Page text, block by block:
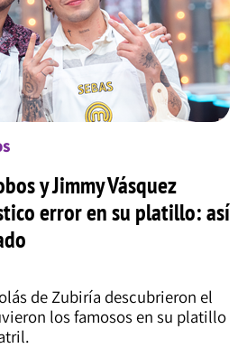
y Jimmy Vásquez
error en su platillo: así
de Zubiría descubrieron el
los famosos en su platillo